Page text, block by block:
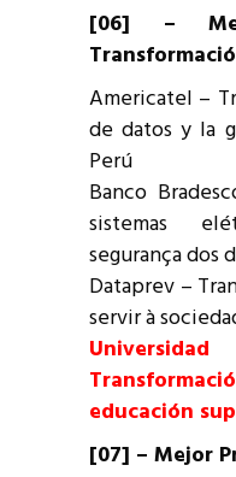
[06] –
Americatel –
de datos y la
Perú
Banco
sistemas
segurança dos
Dataprev –
servir à
educación
[07] – Mejor